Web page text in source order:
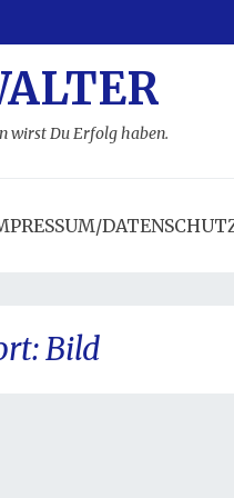
wirst Du Erfolg haben.
Bild